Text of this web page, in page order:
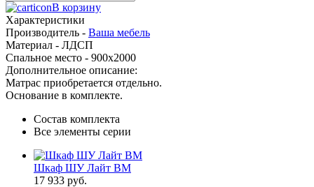
В корзину
Характеристики
Производитель - Ваша мебель
Материал - ЛДСП
Спальное место - 900x2000
Дополнительное описание:
Матрас приобретается отдельно.
Основание в комплекте.
Состав комплекта
Все элементы серии
Шкаф ШУ Лайт ВМ
17 933 руб.